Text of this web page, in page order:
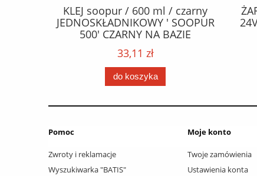
KLEJ soopur / 600 ml / czarny
JEDNOSKŁADNIKOWY ' SOOPUR
500' CZARNY NA BAZIE
POLIURETANU/ kolor - czarny /
karton 20 szt. / pistolet do kleju
307730 /
33,11 zł
do koszyka
Pomoc
Zwroty i reklamacje
Wyszukiwarka "BATIS"
Moje konto
Twoje zamówienia
Ustawienia konta